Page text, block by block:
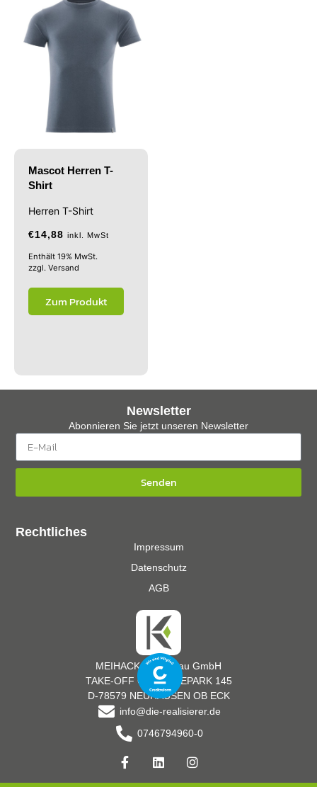
Mascot Herren T-
Shirt
Herren T-Shirt
€14,88 inkl. MwSt
Enthält 19% MwSt.
zzgl. Versand
Zum Produkt
MEIHACK Messebau GmbH
TAKE-OFF GEWERBEPARK 145
D-78579 NEUHAUSEN OB ECK
info@die-realisierer.de
0746794960-0
Rechtliches
Impressum
Datenschutz
AGB
Newsletter
Abonnieren Sie jetzt unseren Newsletter
Senden